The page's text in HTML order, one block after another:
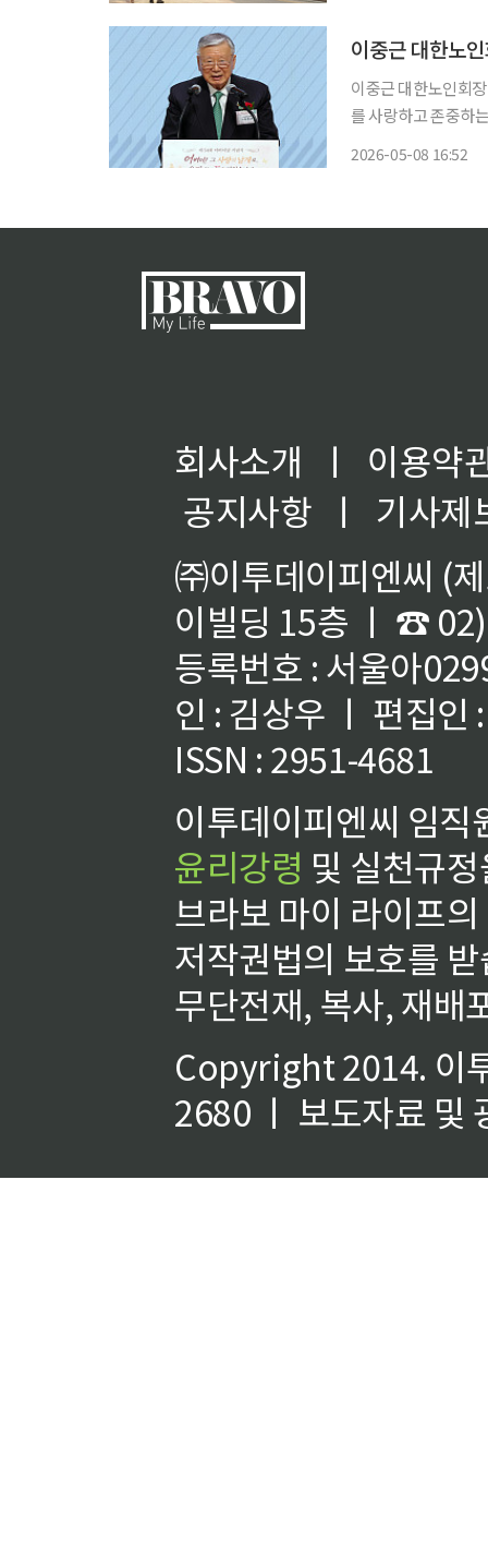
이중근 대한노
이중근 대한노인회
를 사랑하고 존중하는 모두의 날”이
2026-05-08 16:52
회사소개 ㅣ
이용약
공지사항
ㅣ
기사제
㈜이투데이피엔씨 (
이빌딩 15층 ㅣ ☎
등록번호 : 서울아
인 : 김상우 ㅣ 편집인
ISSN : 2951-4681
이투데이피엔씨 임
윤리강령 및 실천규
브라보 마이 라이프
저작권법의 보호를
무단전재, 복사, 재배
Copyright 2014. 이
2680 ㅣ 보도자료